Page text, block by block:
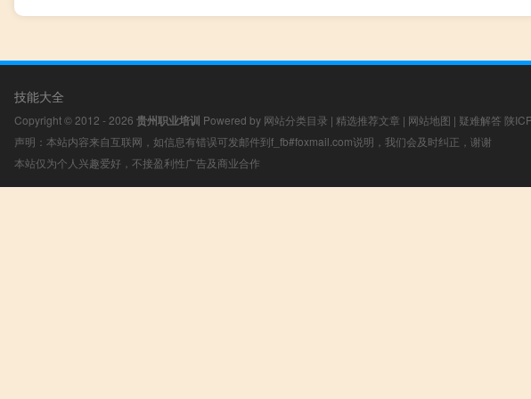
技能大全
Copyright © 2012 - 2026 贵州职业培训 Powered by 网站分类目录 | 精选推荐文章 | 网站地图 | 疑难解答 陕
声明：本站内容来自互联网，如信息有错误可发邮件到f_fb#foxmail.com说明，我们会及时纠正，谢谢
本站仅为个人兴趣爱好，不接盈利性广告及商业合作